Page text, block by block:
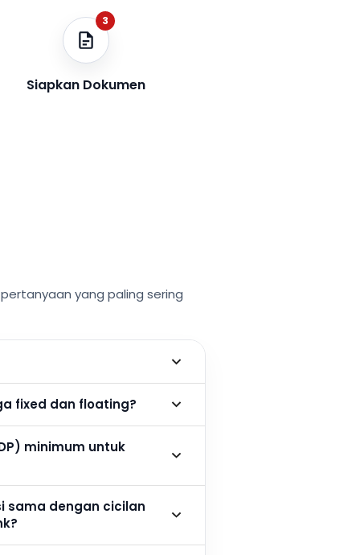
3
Siapkan Dokumen
yang paling sering
fixed dan floating?
minimum untuk
sama dengan cicilan